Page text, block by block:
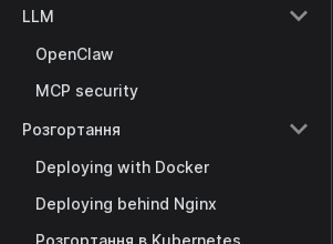
LLM
OpenClaw
MCP security
Розгортання
Deploying with Docker
Deploying behind Nginx
Розгортання в Kubernetes